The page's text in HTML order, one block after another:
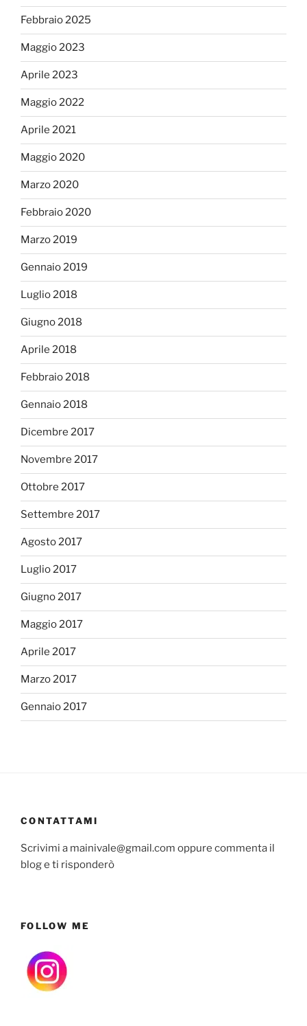
Febbraio 2025
Maggio 2023
Aprile 2023
Maggio 2022
Aprile 2021
Maggio 2020
Marzo 2020
Febbraio 2020
Marzo 2019
Gennaio 2019
Luglio 2018
Giugno 2018
Aprile 2018
Febbraio 2018
Gennaio 2018
Dicembre 2017
Novembre 2017
Ottobre 2017
Settembre 2017
Agosto 2017
Luglio 2017
Giugno 2017
Maggio 2017
Aprile 2017
Marzo 2017
Gennaio 2017
CONTATTAMI
Scrivimi a mainivale@gmail.com oppure commenta il
blog e ti risponderò
FOLLOW ME